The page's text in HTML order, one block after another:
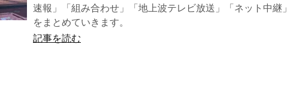
速報」「組み合わせ」「地上波テレビ放送」「ネット中継
をまとめていきます。
記事を読む